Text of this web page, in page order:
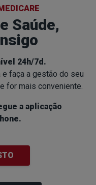
Saúde,
24h/7d.
faça a gestão do seu
for mais conveniente.
a aplicação